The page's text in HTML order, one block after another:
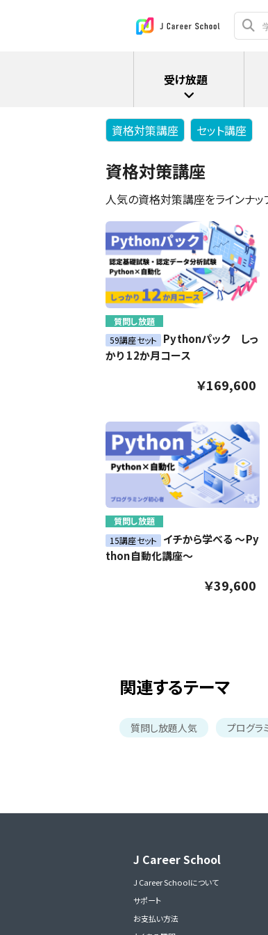
資格対策講座 セット講座
資格対策講座
人気の資格対策講座をラインナ
質問し放題
59講座セット
Pythonパック しっ
かり 12か月コース
￥169,600
質問し放題
15講座セット
イチから学べる ～Py
thon自動化講座～
￥39,600
関連するテーマ
質問し放題人気 プログラ
J Career School
J Career Schoolについて
サポート
お支払い方法
受け放題